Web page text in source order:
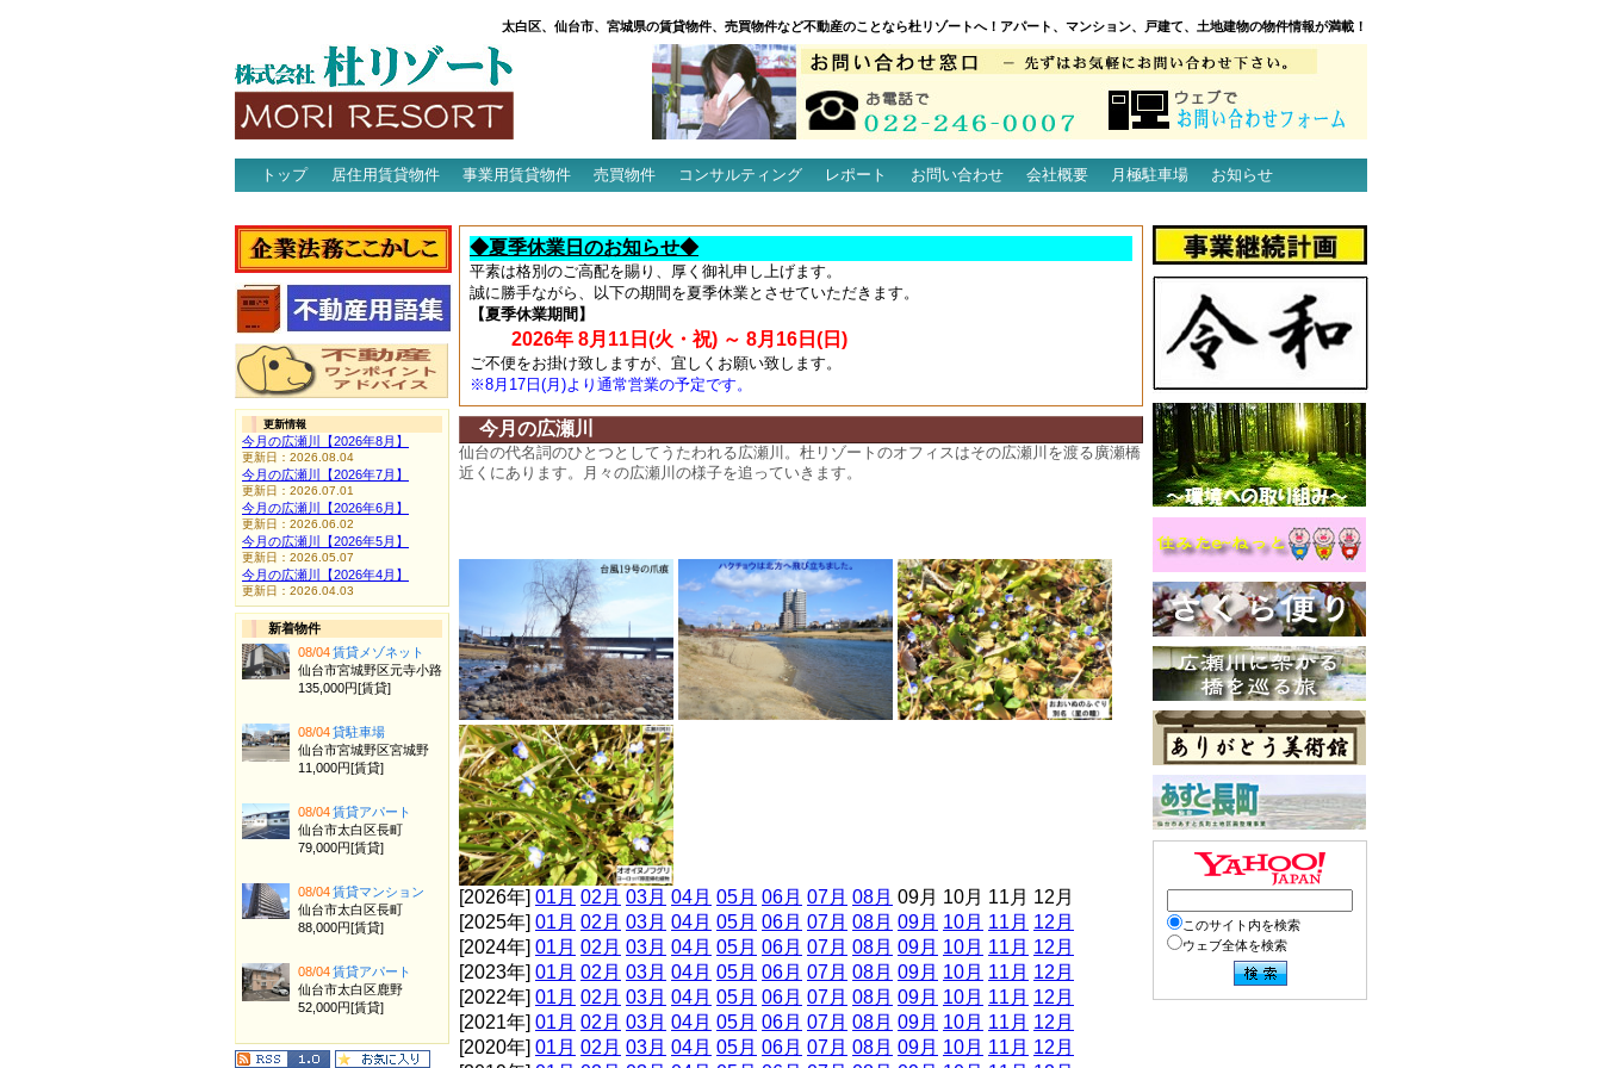
太白区、仙台市、宮城県の賃貸物件、売買物件など不動産のことなら杜リゾートへ！アパート、マンション、戸建て、土地建物の物件情報が満載！
トップ 居住用賃貸物件 事業用賃貸物件 売買物件 コンサルティング レポート お問い合わせ 会社概要 月極駐車場
お知らせ
◆夏季休業日のお知らせ◆
平素は格別のご高配を賜り、厚く御礼申し上げます。
誠に勝手ながら、以下の期間を夏季休業とさせていただきます。
【夏季休業期間】
2026年 8月11日(火・祝) ～ 8月16日(日)
ご不便をお掛け致しますが、宜しくお願い致します。
※8月17日(月)より通常営業の予定です。
今月の広瀬川
仙台の代名詞のひとつとしてうたわれる広瀬川。杜リゾートのオフィスはその広瀬川を渡る廣瀬橋
近くにあります。月々の広瀬川の様子を追っていきます。
[2026年] 01月 02月 03月 04月 05月 06月 07月 08月 09月 10月 11月 12月
[2025年] 01月 02月 03月 04月 05月 06月 07月 08月 09月 10月 11月 12月
[2024年] 01月 02月 03月 04月 05月 06月 07月 08月 09月 10月 11月 12月
[2023年] 01月 02月 03月 04月 05月 06月 07月 08月 09月 10月 11月 12月
[2022年] 01月 02月 03月 04月 05月 06月 07月 08月 09月 10月 11月 12月
[2021年] 01月 02月 03月 04月 05月 06月 07月 08月 09月 10月 11月 12月
[2020年] 01月 02月 03月 04月 05月 06月 07月 08月 09月 10月 11月 12月
更新情報
今月の広瀬川【2026年8月】
更新日：2026.08.04
今月の広瀬川【2026年7月】
更新日：2026.07.01
今月の広瀬川【2026年6月】
更新日：2026.06.02
今月の広瀬川【2026年5月】
更新日：2026.05.07
今月の広瀬川【2026年4月】
更新日：2026.04.03
新着物件
08/04賃貸メゾネット
仙台市宮城野区元寺小路
135,000円[賃貸]
08/04貸駐車場
仙台市宮城野区宮城野
11,000円[賃貸]
08/04賃貸アパート
仙台市太白区長町
79,000円[賃貸]
08/04賃貸マンション
仙台市太白区長町
88,000円[賃貸]
08/04賃貸アパート
仙台市太白区鹿野
52,000円[賃貸]
このサイト内を検索
ウェブ全体を検索